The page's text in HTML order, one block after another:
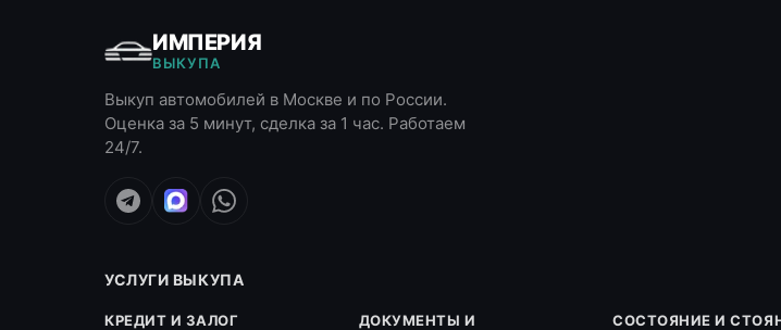
ИМПЕРИЯ
ВЫКУПА
Выкуп автомобилей в Москве и по России.
Оценка за 5 минут, сделка за 1 час. Работаем
24/7.
УСЛУГИ ВЫКУПА
КРЕДИТ И ЗАЛОГ
ДОКУМЕНТЫ И
СОСТОЯНИЕ И